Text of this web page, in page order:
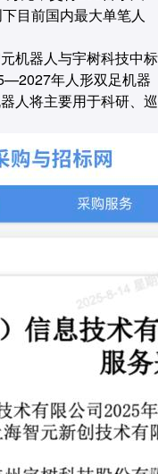
目前国内最大单笔人
机器人与宇树科技中标
年人形双足机器
人将主要用于科研、巡